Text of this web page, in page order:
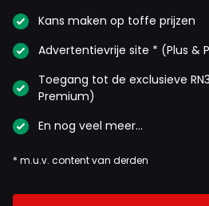
Kans maken op toffe prijzen
Advertentievrije site * (Plus &
Toegang tot de exclusieve
Premium)
En nog veel meer…
* m.u.v. content van derden